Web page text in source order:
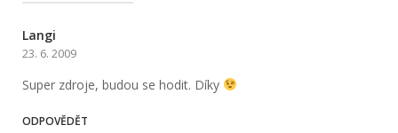
Langi
23. 6. 2009
Super zdroje, budou se hodit. Díky
ODPOVĚDĚT